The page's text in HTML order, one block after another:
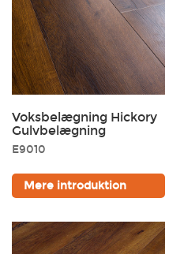
Voksbelægning Hickory
Gulvbelægning
E9010
Mere introduktion
åbent ud. Du får også den
lidt mørkere toner. Udover
sætter den grå laminat